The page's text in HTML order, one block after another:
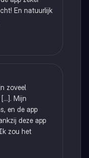
En natuurlijk
zoveel
Mijn
en de app
deze app
zou het